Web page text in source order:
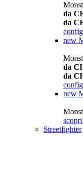
da
da
new
da
da
new
Streetfighter